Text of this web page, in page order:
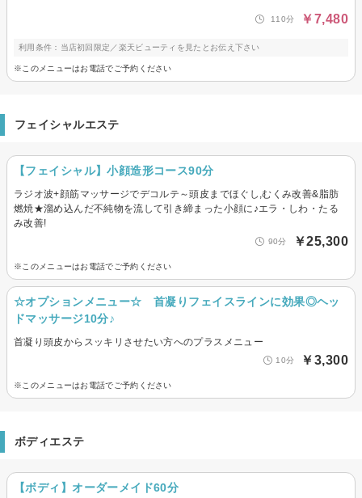
110分 ￥7,480
利用条件：当店初回限定／楽天ビューティを見たとお伝え下さい
※このメニューはお電話でご予約ください
フェイシャルエステ
【フェイシャル】小顔造形コース90分
ラジオ波+顔筋マッサージでデコルテ～頭皮までほぐし,むくみ改善&脂肪
燃焼★溜め込んだ不純物を流して引き締まった小顔に♪エラ・しわ・たる
み改善!
90分 ￥25,300
※このメニューはお電話でご予約ください
☆オプションメニュー☆ 首凝りフェイスラインに効果◎ヘッ
ドマッサージ10分♪
首凝り頭皮からスッキリさせたい方へのプラスメニュー
10分 ￥3,300
※このメニューはお電話でご予約ください
ボディエステ
【ボディ】オーダーメイド60分